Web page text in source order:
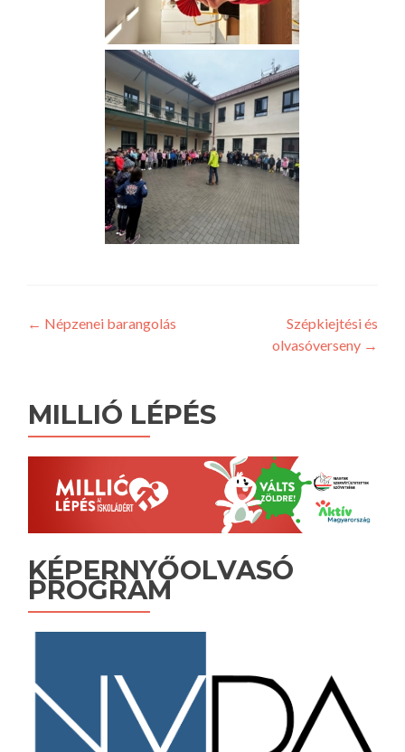
Bejegyzés
← Népzenei barangolás
Szépkiejtési és
olvasóverseny →
MILLIÓ LÉPÉS
KÉPERNYŐOLVASÓ
PROGRAM